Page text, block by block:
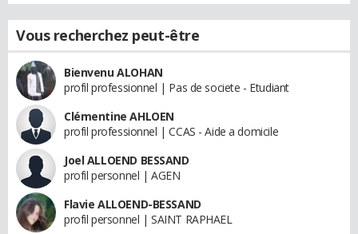
Vous recherchez peut-être
Bienvenu ALOHAN
profil professionnel | Pas de societe - Etudiant
Clémentine AHLOEN
profil professionnel | CCAS - Aide a domicile
Joel ALLOEND BESSAND
profil personnel | AGEN
Flavie ALLOEND-BESSAND
profil personnel | SAINT RAPHAEL